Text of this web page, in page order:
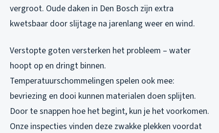
vergroot. Oude daken in Den Bosch zijn extra
kwetsbaar door slijtage na jarenlang weer en wind.
Verstopte goten versterken het probleem – water
hoopt op en dringt binnen.
Temperatuurschommelingen spelen ook mee:
bevriezing en dooi kunnen materialen doen splijten.
Door te snappen hoe het begint, kun je het voorkomen.
Onze inspecties vinden deze zwakke plekken voordat